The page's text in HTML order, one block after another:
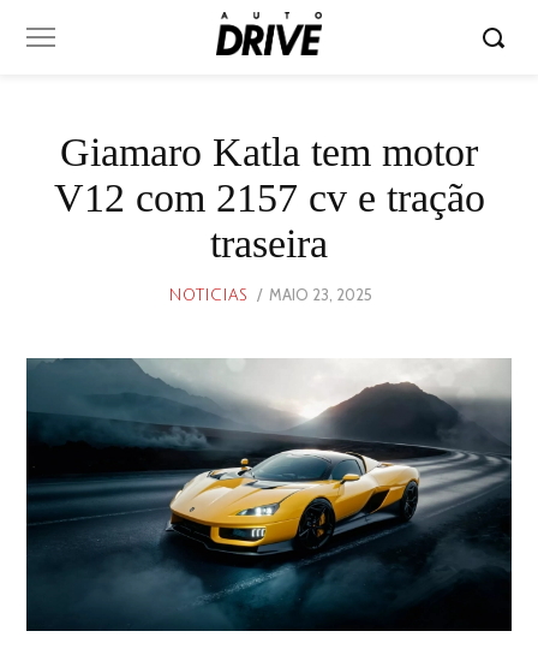
Giamaro Katla tem motor
V12 com 2157 cv e tração
traseira
NOTICIAS
POSTED
MAIO 23, 2025